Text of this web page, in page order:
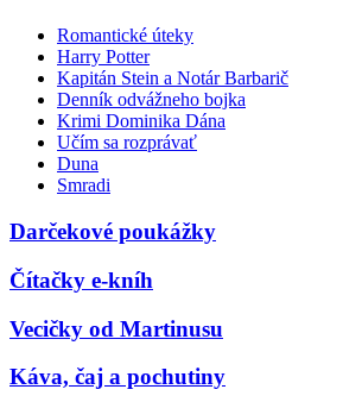
Romantické úteky
Harry Potter
Kapitán Stein a Notár Barbarič
Denník odvážneho bojka
Krimi Dominika Dána
Učím sa rozprávať
Duna
Smradi
Darčekové poukážky
Čítačky e-kníh
Vecičky od Martinusu
Káva, čaj a pochutiny